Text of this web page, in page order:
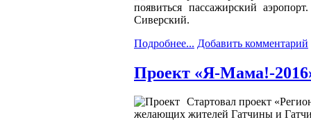
появиться пассажирский
Сиверский.
Подробнее... Добавить комментарий
Проект «Я-Мама!-
Стартовал проект
желающих жителей Гатчины и